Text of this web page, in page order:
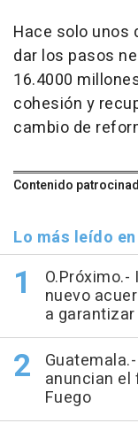
Hace solo unos
dar los pasos
16.4000
cohesión y
cambio de
Contenido
Lo más leído
nuevo
a
anuncian el
Fuego